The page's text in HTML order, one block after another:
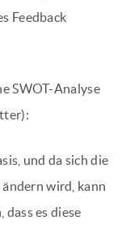
Feedback
SWOT-Analyse
und da sich die
wird, kann
dass es diese